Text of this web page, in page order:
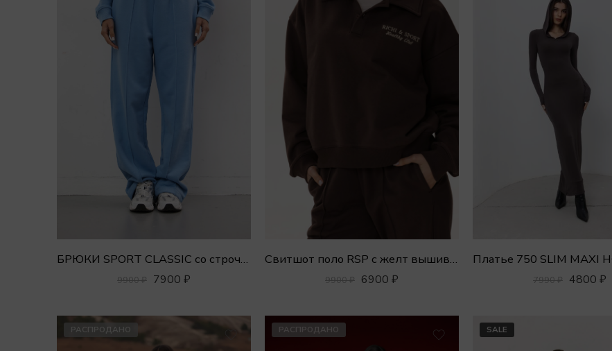
БРЮКИ SPORT CLASSIC со строчкой
9900₽ 7900 ₽
Свитшот поло RSP с желт вышивкой
9900₽ 6900 ₽ 7990₽ 4800 ₽
РАСПРОДАНО РАСПРОДАНО SALE